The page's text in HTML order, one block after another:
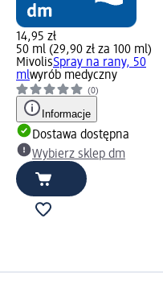
14,95 zł
50 ml (29,90 zł za 100 ml)
MivolisSpray na rany, 50
mlwyrób medyczny
(0)
Informacje
Dostawa dostępna
Wybierz sklep dm